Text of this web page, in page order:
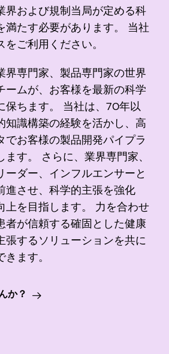
界および規制当局が定める科
満たす必要があります。 当社
ご利用ください。
界専門家、製品専門家の世界
ームが、お客様を最新の科学
保ちます。 当社は、70年以
知識構築の経験を活かし、高
でお客様の製品開発パイプラ
す。 さらに、業界専門家、
ーダー、インフルエンサーと
進させ、科学的主張を強化
上を目指します。 力を合わせ
者が信頼する確固とした健康
張するソリューションを共に
ます。
か？